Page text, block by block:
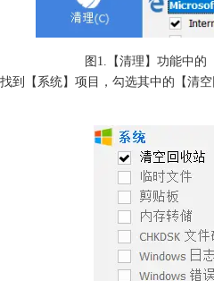
图1.【清理】功能中的
找到【系统】项目，勾选其中的【清空